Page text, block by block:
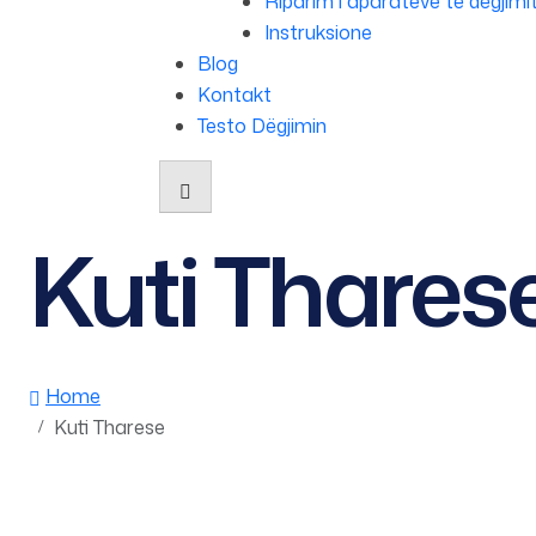
Instruksione
Blog
Kontakt
Testo Dëgjimin
Kuti
Home
Kuti Tharese